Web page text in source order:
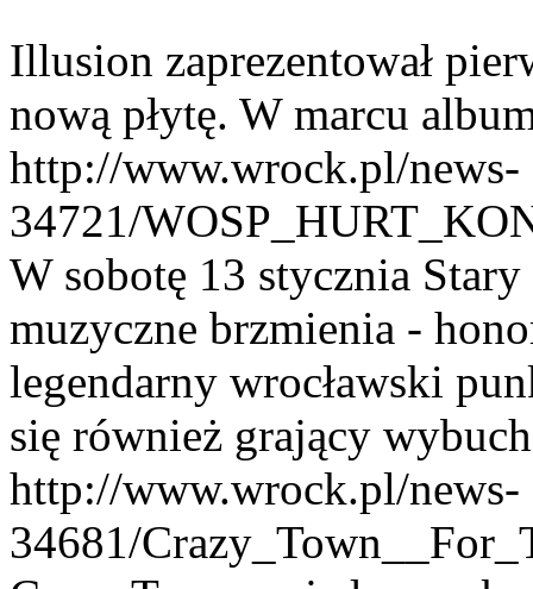
Illusion zaprezentował
nową płytę. W marcu
http://www.wrock.pl/news-
34721/
W sobotę 13 stycznia
muzyczne brzmienia -
legendarny wrocławski
się również grający
http://www.wrock.pl/news-
34681/